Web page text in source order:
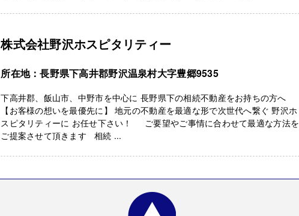
株式会社野沢ホスピタリティー
所在地：長野県下高井郡野沢温泉村大字豊郷9535
下高井郡、飯山市、中野市を中心に 長野県下の相続不動産をお持ちの方へ
【お客様の想いを最優先に】 地元の不動産を最適な形で次世代へ繋ぐ 野沢ホ
スピタリティーに お任せ下さい！ ご要望やご事情に合わせて最適な方法を
ご提案させて頂きます 相続 ...